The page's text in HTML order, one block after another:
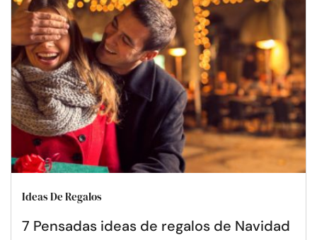
Ideas De Regalos
7 Pensadas ideas de regalos de Navidad